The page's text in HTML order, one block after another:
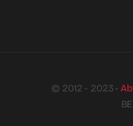
© 2012 - 2023 •